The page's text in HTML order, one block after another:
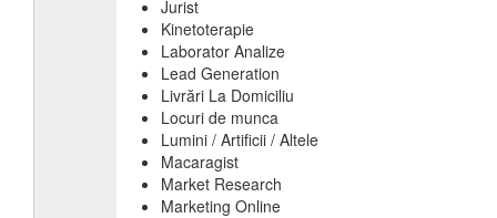
Jurist
Kinetoterapie
Laborator Analize
Lead Generation
Livrări La Domiciliu
Locuri de munca
Lumini / Artificii / Altele
Macaragist
Market Research
Marketing Online